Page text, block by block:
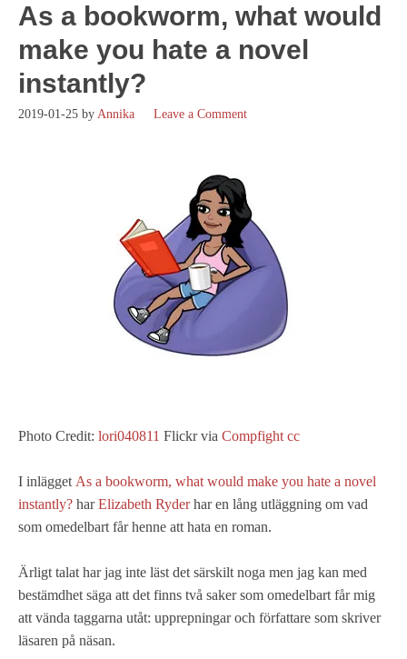
As a bookworm, what would
make you hate a novel
instantly?
2019-01-25 by Annika Leave a Comment
Photo Credit: lori040811 Flickr via Compfight cc
I inlägget As a bookworm, what would make you hate a novel
instantly? harElizabeth Ryderhar en lång utläggning om vad
som omedelbart får henne att hata en roman.
Ärligt talat har jag inte läst det särskilt noga men jag kan med
bestämdhet säga att det finns två saker som omedelbart får mig
att vända taggarna utåt: upprepningar och författare som skriver
läsaren på näsan.